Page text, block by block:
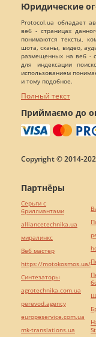
Юридические
Protocol.ua обладает
веб - страницах
понимаются тексты,
шота, сканы, видео,
размещенных на веб -
для индексации
использованием
и тому подобное.
Полный текст
Приймаємо до
Copyright © 2014-
Партнёры
Серьги с
бриллиантами
alliancetechnika.ua
миралинкс
Веб мастер
https://motokosmos.ua/
Синтезаторы
agrotechnika.com.ua
perevod.agency
europeservice.com.ua
mk-translations.ua